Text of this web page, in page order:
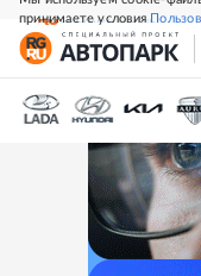
принимаете условия
СВЕЖИЙ НОМЕР